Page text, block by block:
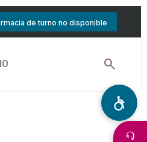
de turno no disponible
search